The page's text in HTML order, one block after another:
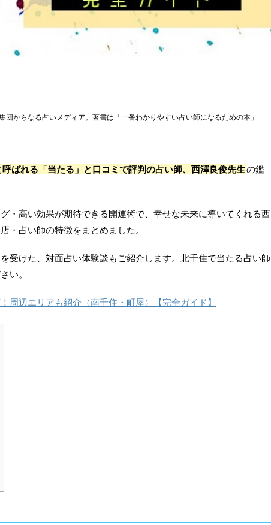
団からなる占いメディア。著書は「一番わかりやすい占い師になるための本」
呼ばれる「当たる」と口コミで評判の占い師、西澤良俊先生の鑑
・高い効果が期待できる開運術で、幸せな未来に導いてくれる西
・占い師の特徴をまとめました。
受けた、対面占い体験談もご紹介します。北千住で当たる占い師
い。
周辺エリアも紹介（南千住・町屋）【完全ガイド】